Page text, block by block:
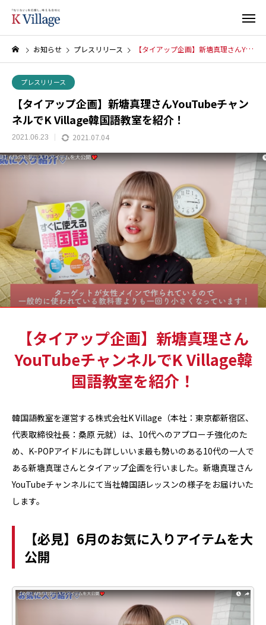
お知らせ プレスリリース 【タイアップ企画】新塘真理さんYouTubeチャンネルでK Village韓国語教室を紹介！
プレスリリース
【タイアップ企画】新塘真理さんYouTubeチャン
ネルでK Village韓国語教室を紹介！
2021.06.23 2021.07.04
【タイアップ企画】新塘真理さん
YouTubeチャンネルでK Village韓
国語教室を紹介！
韓国語教室を運営する株式会社K Village（本社：東京都新宿区、
代表取締役社長：桑原 元就）は、10代へのアプローチ強化のた
め、K-POPアイドルにも詳しいいま最も勢いのある10代の一人で
ある新塘真理さんとタイアップ企画を行いました。新塘真理さん
YouTubeチャンネルにて当社韓国語レッスンの様子をお届けいた
します。
【必見】6月のお気に入りアイテムを大
公開